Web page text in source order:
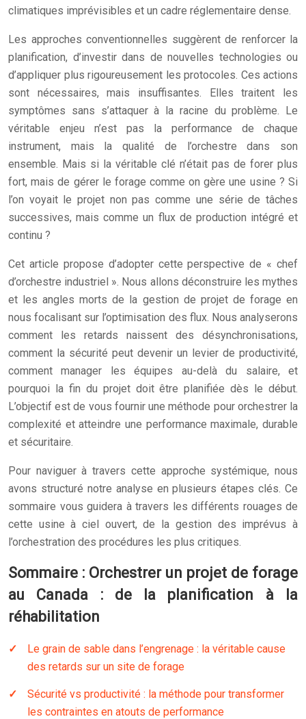
climatiques imprévisibles et un cadre réglementaire dense.
Les approches conventionnelles suggèrent de renforcer la
planification, d’investir dans de nouvelles technologies ou
d’appliquer plus rigoureusement les protocoles. Ces actions
sont nécessaires, mais insuffisantes. Elles traitent les
symptômes sans s’attaquer à la racine du problème. Le
véritable enjeu n’est pas la performance de chaque
instrument, mais la qualité de l’orchestre dans son
ensemble. Mais si la véritable clé n’était pas de forer plus
fort, mais de gérer le forage comme on gère une usine ? Si
l’on voyait le projet non pas comme une série de tâches
successives, mais comme un flux de production intégré et
continu ?
Cet article propose d’adopter cette perspective de « chef
d’orchestre industriel ». Nous allons déconstruire les mythes
et les angles morts de la gestion de projet de forage en
nous focalisant sur l’optimisation des flux. Nous analyserons
comment les retards naissent des désynchronisations,
comment la sécurité peut devenir un levier de productivité,
comment manager les équipes au-delà du salaire, et
pourquoi la fin du projet doit être planifiée dès le début.
L’objectif est de vous fournir une méthode pour orchestrer la
complexité et atteindre une performance maximale, durable
et sécuritaire.
Pour naviguer à travers cette approche systémique, nous
avons structuré notre analyse en plusieurs étapes clés. Ce
sommaire vous guidera à travers les différents rouages de
cette usine à ciel ouvert, de la gestion des imprévus à
l’orchestration des procédures les plus critiques.
Sommaire : Orchestrer un projet de forage
au Canada : de la planification à la
réhabilitation
Le grain de sable dans l’engrenage : la véritable cause
des retards sur un site de forage
Sécurité vs productivité : la méthode pour transformer
les contraintes en atouts de performance